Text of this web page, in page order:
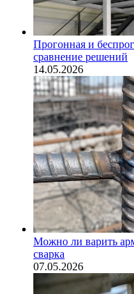
Прогонная и
сравнение решений
14.05.2026
Можно ли варить
сварка
07.05.2026